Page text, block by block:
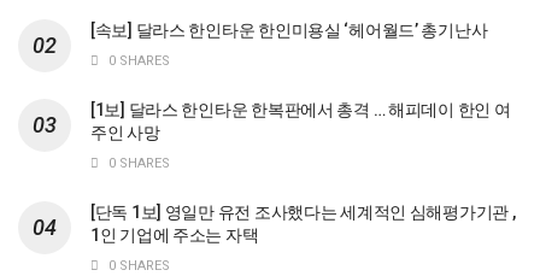
[속보] 달라스 한인타운 한인미용실 ‘헤어월드’ 총기난사
0 SHARES
[1보] 달라스 한인타운 한복판에서 총격 … 해피데이 한인 여
주인 사망
0 SHARES
[단독 1보] 영일만 유전 조사했다는 세계적인 심해평가기관 ,
1인 기업에 주소는 자택
0 SHARES